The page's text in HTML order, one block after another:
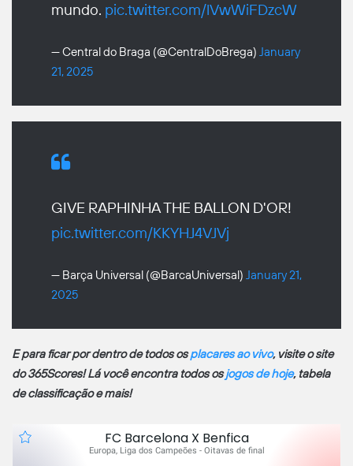
mundo. pic.twitter.com/lVwWiFDzcW
— Central do Braga (@CentralDoBrega) January
21, 2025
GIVE RAPHINHA THE BALLON D'OR!
pic.twitter.com/KKYHJ4VJVj
— Barça Universal (@BarcaUniversal) January 21,
2025
E para ficar por dentro de todos osplacares ao vivo, visite o site
do 365Scores! Lá você encontra todos osjogos de hoje, tabela
de classificação e mais!
FC Barcelona X Benfica
Europa, Liga dos Campeões - Oitavas de final